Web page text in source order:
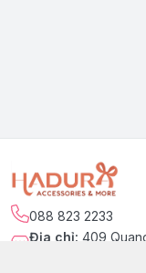
088 823 2233
Địa chỉ: 409